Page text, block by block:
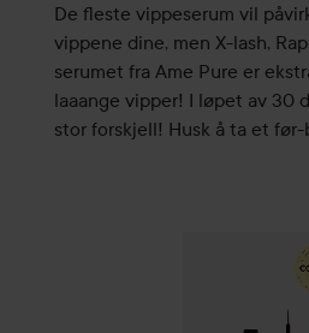
De fleste vippeserum vil
vippene dine, men X-lash,
serumet fra Ame Pure er
laaange vipper! I løpet av 30
stor forskjell! Husk å ta et før-
Eyelash